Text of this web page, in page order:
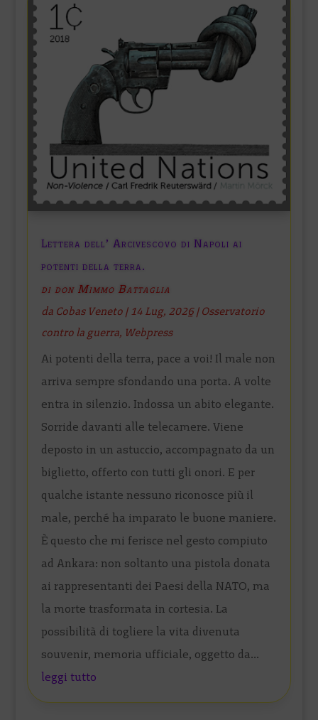
Lettera dell’ Arcivescovo di Napoli ai
potenti della terra.
di don Mimmo Battaglia
da Cobas Veneto | 14 Lug, 2026| Osservatorio
contro la guerra, Webpress
Ai potenti della terra, pace a voi! Il male non
arriva sempre sfondando una porta. A volte
entra in silenzio. Indossa un abito elegante.
Sorride davanti alle telecamere. Viene
deposto in un astuccio, accompagnato da un
biglietto, offerto con tutti gli onori. E per
qualche istante nessuno riconosce più il
male, perché ha imparato le buone maniere.
È questo che mi ferisce nel gesto compiuto
ad Ankara: non soltanto una pistola donata
ai rappresentanti dei Paesi della NATO, ma
la morte trasformata in cortesia. La
possibilità di togliere la vita divenuta
souvenir, memoria ufficiale, oggetto da...
leggi tutto